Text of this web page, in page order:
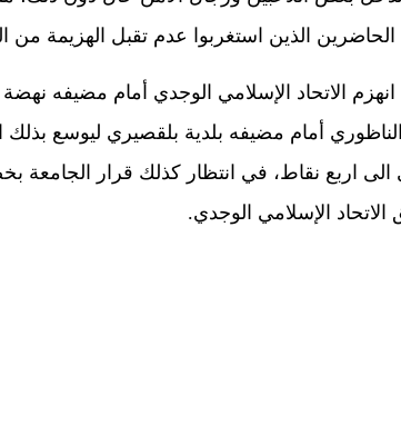
الذين استغربوا عدم تقبل الهزيمة من
الاتحاد الإسلامي الوجدي أمام مضيفه
أمام مضيفه بلدية بلقصيري ليوسع بذلك
الى اربع نقاط، في انتظار كذلك قرار
الإسلامي الوجدي.